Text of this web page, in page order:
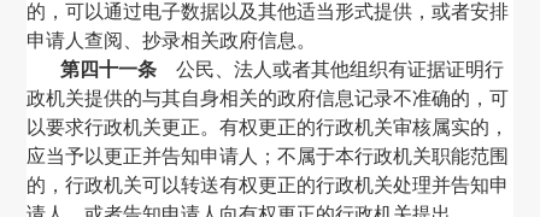
的，可以通过电子数据以及其他适当形式提供，或者安排
申请人查阅、抄录相关政府信息。
第四十一条 公民、法人或者其他组织有证据证明行
政机关提供的与其自身相关的政府信息记录不准确的，可
以要求行政机关更正。有权更正的行政机关审核属实的，
应当予以更正并告知申请人；不属于本行政机关职能范围
的，行政机关可以转送有权更正的行政机关处理并告知申